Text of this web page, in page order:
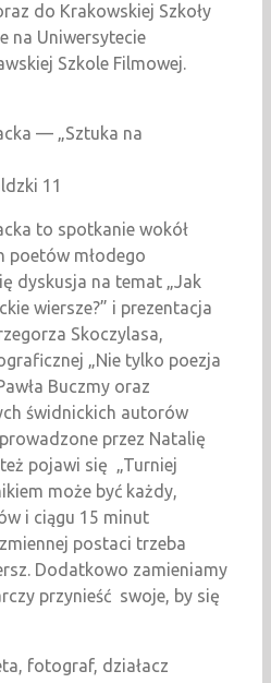
do Krakowskiej Szkoły
na Uniwersytecie
Szkole Filmowej.
— „Sztuka na
11
to spotkanie wokół
poetów młodego
dyskusja na temat „Jak
wiersze?” i prezentacja
Skoczylasa,
„Nie tylko poezja
Buczmy oraz
świdnickich autorów
przez Natalię
pojawi się „Turniej
może być każdy,
i ciągu 15 minut
postaci trzeba
Dodatkowo zamieniamy
przynieść swoje, by się
fotograf, działacz